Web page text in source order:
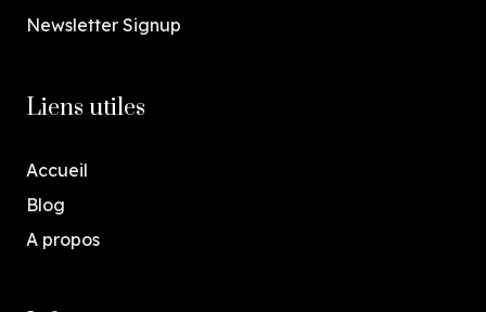
Newsletter Signup
Liens utiles
Accueil
Blog
A propos